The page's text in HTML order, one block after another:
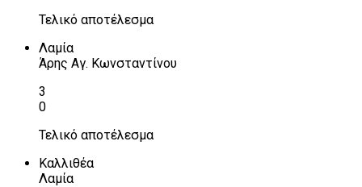
Τελικό αποτέλεσμα
Λαμία
Άρης Αγ. Κωνσταντίνου
3
0
Τελικό αποτέλεσμα
Καλλιθέα
Λαμία